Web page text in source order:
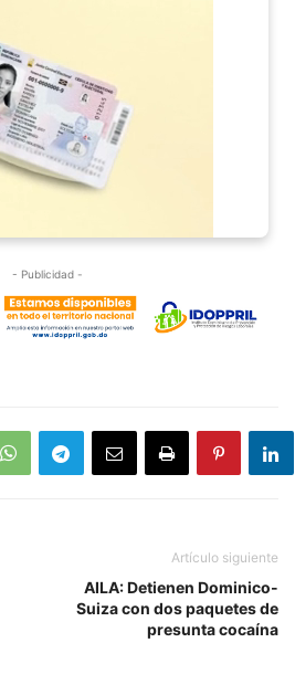
- Publicidad -
Artículo siguiente
AILA: Detienen Dominico-
Suiza con dos paquetes de
presunta cocaína